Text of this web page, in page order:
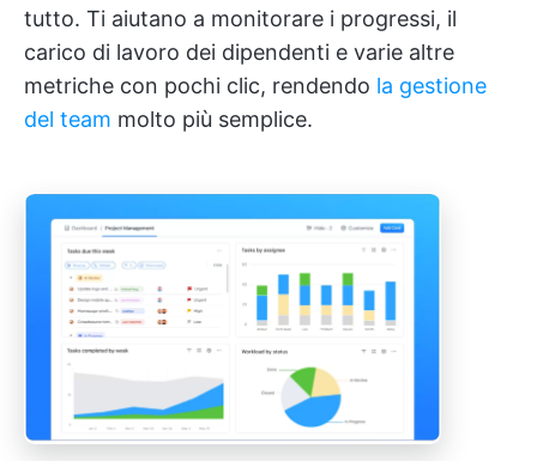
tutto. Ti aiutano a monitorare i progressi, il
carico di lavoro dei dipendenti e varie altre
metriche con pochi clic, rendendo la gestione
del team molto più semplice.